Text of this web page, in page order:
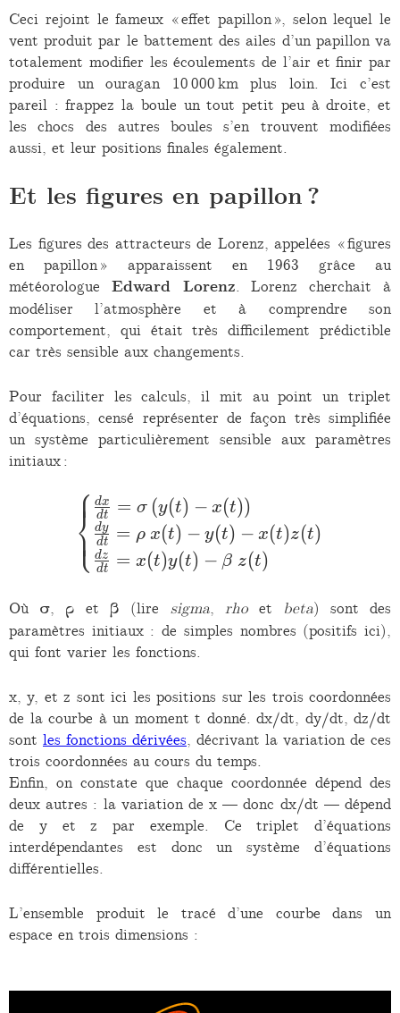
Ceci rejoint le fameux « effet papillon », selon lequel le
vent produit par le battement des ailes d’un papillon va
totalement modifier les écoulements de l’air et finir par
produire un ouragan 10 000 km plus loin. Ici c’est
pareil : frappez la boule un tout petit peu à droite, et
les chocs des autres boules s’en trouvent modifiées
aussi, et leur positions finales également.
Et les figures en papillon ?
Les figures des attracteurs de Lorenz, appelées « figures
en papillon » apparaissent en 1963 grâce au
météorologue Edward Lorenz . Lorenz cherchait à
modéliser l’atmosphère et à comprendre son
comportement, qui était très difficilement prédictible
car très sensible aux changements.
Pour faciliter les calculs, il mit au point un triplet
d’équations, censé représenter de façon très simplifiée
un système particulièrement sensible aux paramètres
initiaux :
\begin{cases}
⎩
⎪
⎪
⎨⎪
⎪
⎧ dt
dx = σ (y(t) − x(t))
dt
dy = ρ x(t) − y(t) − x(t)z(t)
dt
dz = x(t)y(t) − β z(t)
Où σ, ρ et β (lire sigma, rhoet beta) sont des
paramètres initiaux : de simples nombres (positifs ici),
qui font varier les fonctions.
x, y, et z sont ici les positions sur les trois coordonnées
de la courbe à un moment t donné. dx/dt, dy/dt, dz/dt
sont les fonctions dérivées , décrivant la variation de ces
trois coordonnées au cours du temps.
Enfin, on constate que chaque coordonnée dépend des
deux autres : la variation de x — donc dx/dt — dépend
de y et z par exemple. Ce triplet d’équations
interdépendantes est donc un système d’équations
différentielles.
L’ensemble produit le tracé d’une courbe dans un
espace en trois dimensions :